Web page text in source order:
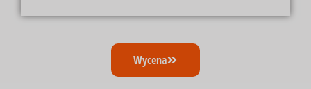
Wycena